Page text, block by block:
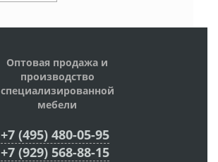
Оптовая продажа и
производство
специализированной
мебели
+7 (495) 480-05-95
+7 (929) 568-88-15